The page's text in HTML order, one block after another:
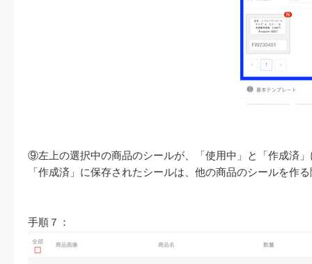
⑨左上の選択中の商品のシールが、「使用中」と「作成済
「作成済」に保存されたシールは、他の商品のシールを作
手順７：